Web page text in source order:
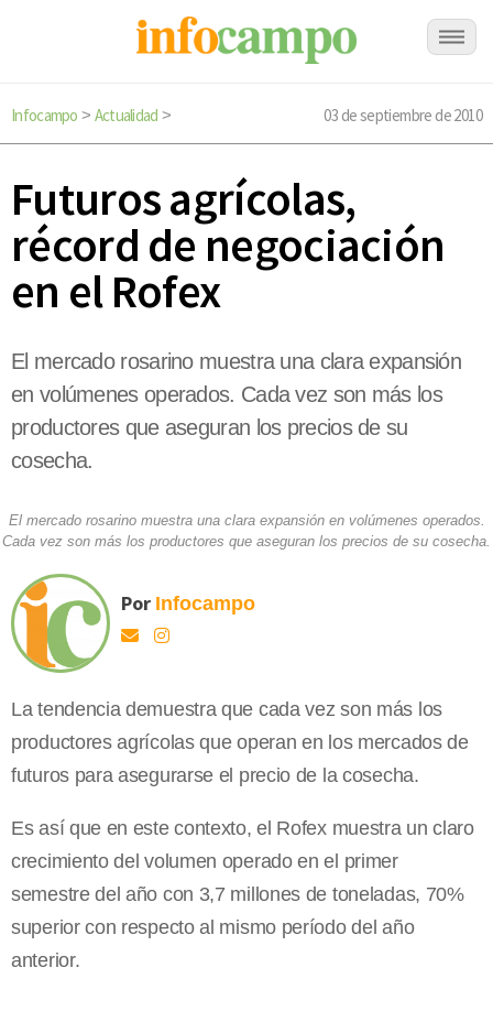
Infocampo > Actualidad > 03 de septiembre de 2010
Futuros agrícolas,
récord de negociación
en el Rofex
El mercado rosarino muestra una clara expansión
en volúmenes operados. Cada vez son más los
productores que aseguran los precios de su
cosecha.
El mercado rosarino muestra una clara expansión en volúmenes operados.
Cada vez son más los productores que aseguran los precios de su cosecha.
Por Infocampo
La tendencia demuestra que cada vez son más los
productores agrícolas que operan en los mercados de
futuros para asegurarse el precio de la cosecha.
Es así que en este contexto, el Rofex muestra un claro
crecimiento del volumen operado en el primer
semestre del año con 3,7 millones de toneladas, 70%
superior con respecto al mismo período del año
anterior.